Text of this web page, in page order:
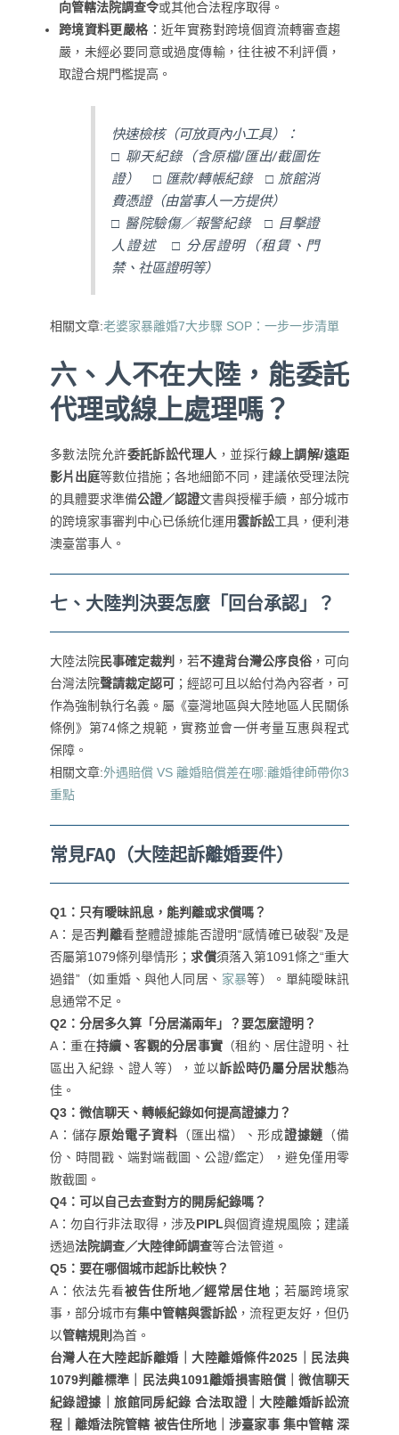
向管轄法院調查令或其他合法程序取得。
跨境資料更嚴格 ：近年實務對跨境個資流轉審查趨
嚴，未經必要同意或過度傳輸，往往被不利評價，
取證合規門檻提高。
快速檢核（可放頁內小工具）：
□ 聊天紀錄（含原檔/匯出/截圖佐
證） □ 匯款/轉帳紀錄 □ 旅館消
費憑證（由當事人一方提供）
□ 醫院驗傷／報警紀錄 □ 目擊證
人證述 □ 分居證明（租賃、門
禁、社區證明等）
相關文章:老婆家暴離婚7大步驟 SOP：一步一步清單
六、人不在大陸，能委託
代理或線上處理嗎？
多數法院允許委託訴訟代理人 ，並採行線上調解/遠距
影片出庭等數位措施；各地細節不同，建議依受理法院
的具體要求準備公證／認證文書與授權手續，部分城市
的跨境家事審判中心已係統化運用雲訴訟工具，便利港
澳臺當事人。
七、大陸判決要怎麼「回台承認」？
大陸法院民事確定裁判 ，若不違背台灣公序良俗 ，可向
台灣法院聲請裁定認可；經認可且以給付為內容者，可
作為強制執行名義。屬《臺灣地區與大陸地區人民關係
條例》第74條之規範，實務並會一併考量互惠與程式
保障。
相關文章:外遇賠償 VS 離婚賠償差在哪:離婚律師帶你3
重點
常見FAQ（大陸起訴離婚要件）
Q1：只有曖昧訊息，能判離或求償嗎？
A：是否判離看整體證據能否證明“感情確已破裂”及是
否屬第1079條列舉情形； 求償須落入第1091條之“重大
過錯”（如重婚、與他人同居、 家暴等）。單純曖昧訊
息通常不足。
Q2：分居多久算「分居滿兩年」？要怎麼證明？
A：重在持續、客觀的分居事實 （租約、居住證明、社
區出入紀錄、證人等），並以訴訟時仍屬分居狀態為
佳。
Q3：微信聊天、轉帳紀錄如何提高證據力？
A：儲存原始電子資料 （匯出檔）、形成證據鏈 （備
份、時間戳、端對端截圖、公證/鑑定），避免僅用零
散截圖。
Q4：可以自己去查對方的開房紀錄嗎？
A：勿自行非法取得，涉及PIPL與個資違規風險；建議
透過法院調查／大陸律師調查等合法管道。
Q5：要在哪個城市起訴比較快？
A：依法先看被告住所地／經常居住地 ；若屬跨境家
事，部分城市有集中管轄與雲訴訟 ，流程更友好，但仍
以管轄規則 為首。
台灣人在大陸起訴離婚｜大陸離婚條件2025｜民法典
1079判離標準｜民法典1091離婚損害賠償｜微信聊天
紀錄證據｜旅館同房紀錄 合法取證｜大陸離婚訴訟流
程｜離婚法院管轄 被告住所地｜涉臺家事 集中管轄 深